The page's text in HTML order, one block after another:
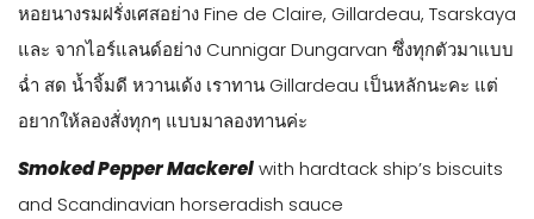
หอยนางรมฝรั่งเศสอย่าง Fine de Claire, Gillardeau, Tsarskaya
และ จากไอร์แลนด์อย่าง Cunnigar Dungarvan ซึ่งทุกตัวมาแบบ
ฉ่ำ สด น้ำจิ้มดี หวานเด้ง เราทาน Gillardeau เป็นหลักนะคะ แต่
อยากให้ลองสั่งทุกๆ แบบมาลองทานค่ะ
Smoked Pepper Mackerelwith hardtack ship’s biscuits
and Scandinavian horseradish sauce